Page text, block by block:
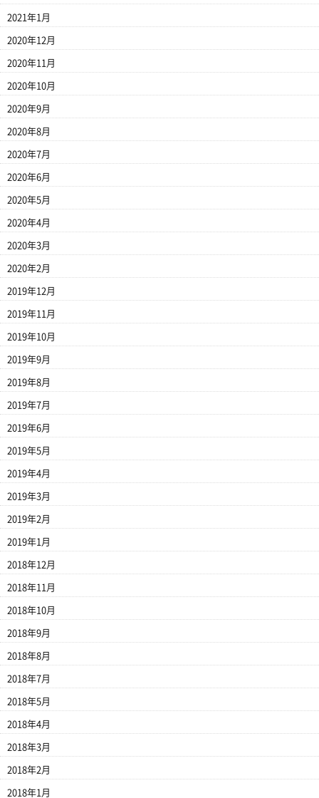
2021年1月
2020年12月
2020年11月
2020年10月
2020年9月
2020年8月
2020年7月
2020年6月
2020年5月
2020年4月
2020年3月
2020年2月
2019年12月
2019年11月
2019年10月
2019年9月
2019年8月
2019年7月
2019年6月
2019年5月
2019年4月
2019年3月
2019年2月
2019年1月
2018年12月
2018年11月
2018年10月
2018年9月
2018年8月
2018年7月
2018年5月
2018年4月
2018年3月
2018年2月
2018年1月